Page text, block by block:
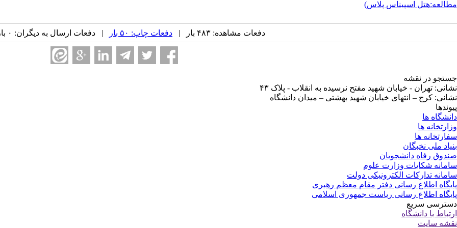
مطالعه:هتل اسپیناس پلاس)
دفعات مشاهده: ۴۸۳ بار | دفعات چاپ: ۵۰ بار | دفعات ارسال به دیگران: ۰ بار |
جستجو در نقشه
نشانی: تهران - خیابان شهید مفتح نرسیده به انقلاب - پلاک ۴۳
نشانی: کرج – انتهای خیابان شهید بهشتی – میدان دانشگاه
پیوندها
دانشگاه ها
وزارتخانه ها
سفارتخانه ها
بنیاد ملی نخبگان
صندوق رفاه دانشجویان
سامانه شکایات وزارت علوم
سامانه تدارکات الکترونیکی دولت
پایگاه اطلاع رسانی دفتر مقام معظم رهبری
پایگاه اطلاع رسانی ریاست جمهوری اسلامی
دسترسی سریع
ارتباط با دانشگاه
نقشه سایت